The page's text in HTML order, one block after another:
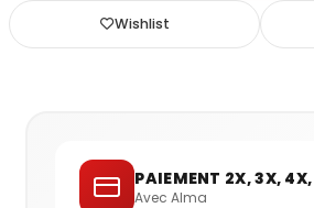
Wishlist
PAIEMENT 2X, 3X, 4X,
Avec Alma